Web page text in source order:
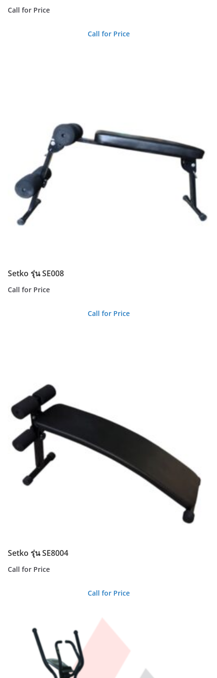
Call for Price
Call for Price
Setko รุ่น SE008
Call for Price
Call for Price
Setko รุ่น SE8004
Call for Price
Call for Price